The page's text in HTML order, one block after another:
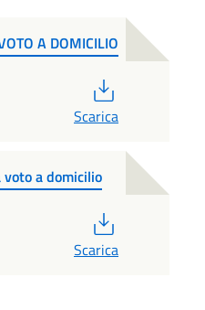
A DOMICILIO
Scarica
a domicilio
Scarica